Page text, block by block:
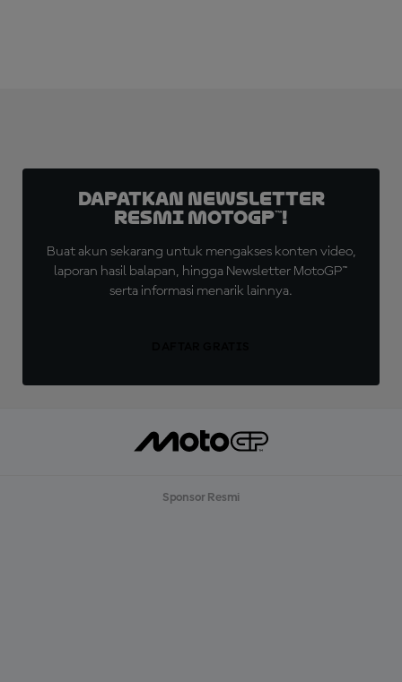
Dapatkan Newsletter
Resmi MotoGP™!
Buat akun sekarang untuk mengakses konten video,
laporan hasil balapan, hingga Newsletter MotoGP™
serta informasi menarik lainnya.
Sponsor Resmi